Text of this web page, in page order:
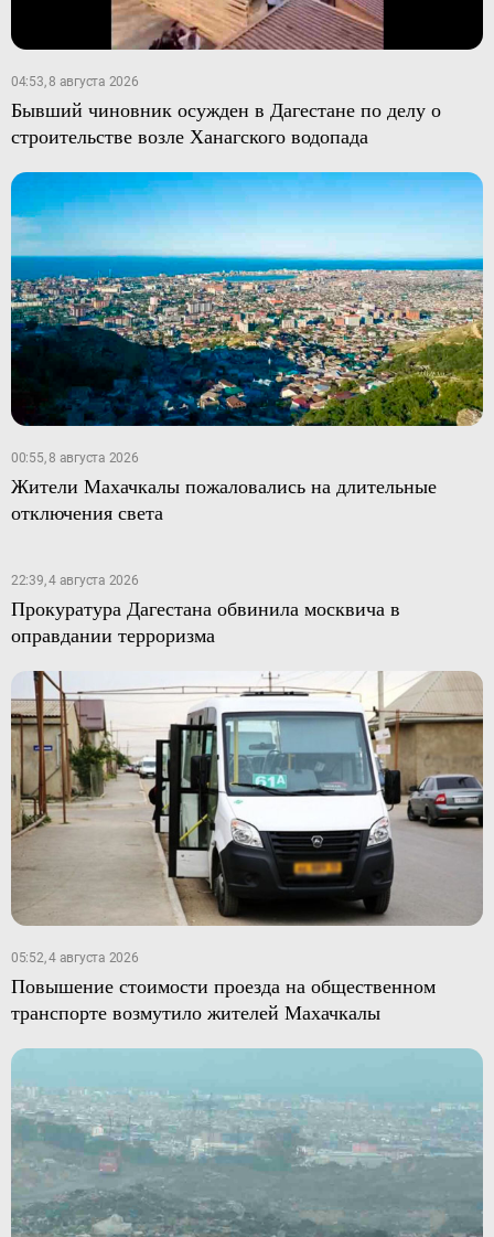
04:53, 8 августа 2026
Бывший чиновник осужден в Дагестане по делу о
строительстве возле Ханагского водопада
00:55, 8 августа 2026
Жители Махачкалы пожаловались на длительные
отключения света
22:39, 4 августа 2026
Прокуратура Дагестана обвинила москвича в
оправдании терроризма
05:52, 4 августа 2026
Повышение стоимости проезда на общественном
транспорте возмутило жителей Махачкалы